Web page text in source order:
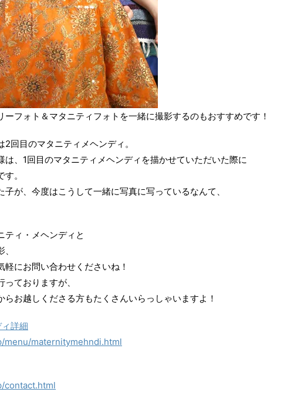
ーフォト＆マタニティフォトを一緒に撮影するのもおすすめです！
回目のマタニティメヘンディ。
は、1回目のマタニティメヘンディを描かせていただいた際に
。
が、今度はこうして一緒に写真に写っているなんて、
ティ・メヘンディと
軽にお問い合わせくださいね！
ておりますが、
らお越しくださる方もたくさんいらっしゃいますよ！
詳細
menu/maternitymehndi.html
contact.html